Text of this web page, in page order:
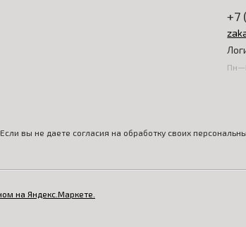
+7
. Если вы не даете согласия на обработку своих